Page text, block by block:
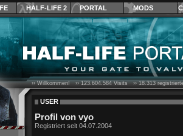
HALF-LIFE 2 PORTAL MODS
›› Willkommen! ››123.604.584Visits ››18.313
USER
Profil von vyo
Registriert seit 04.07.2004